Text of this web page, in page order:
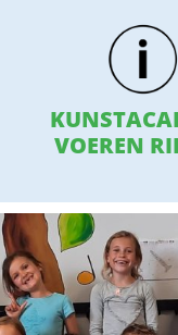
VOEREN